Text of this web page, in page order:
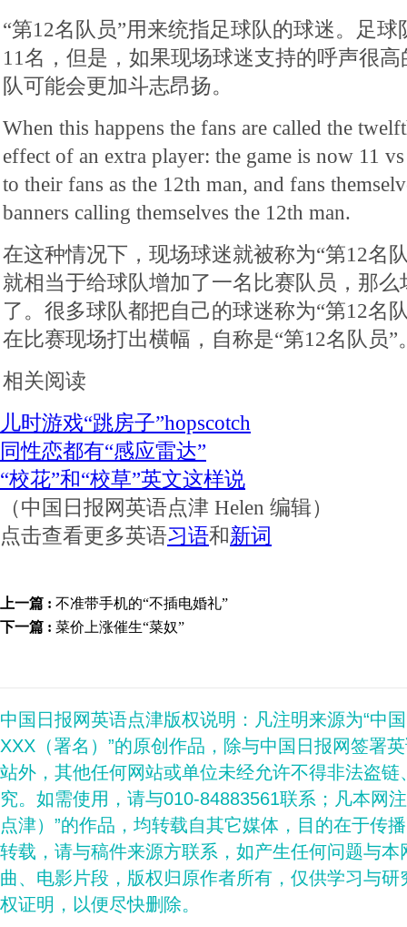
“第12名队员”用来统指足球队的球迷。足
11名，但是，如果现场球迷支持的呼声很
队可能会更加斗志昂扬。
When this happens the fans are called the
effect of an extra player: the game is now 11
to their fans as the 12th man, and fans
banners calling themselves the 12th man.
在这种情况下，现场球迷就被称为“第12
就相当于给球队增加了一名比赛队员，那么
了。很多球队都把自己的球迷称为“第12名
在比赛现场打出横幅，自称是“第12名队员”
相关阅读
儿时游戏“跳房子”hopscotch
同性恋都有“感应雷达”
“校花”和“校草”英文这样说
（中国日报网英语点津 Helen 编辑）
点击查看更多英语习语和新词
上一篇 : 不准带手机的“不插电婚礼”
下一篇 : 菜价上涨催生“菜奴”
中国日报网英语点津版权说明：凡注明来源为“中
XXX（署名）”的原创作品，除与中国日报网签署
站外，其他任何网站或单位未经允许不得非法盗
究。如需使用，请与010-84883561联系；凡本网
点津）”的作品，均转载自其它媒体，目的在于传
转载，请与稿件来源方联系，如产生任何问题与
曲、电影片段，版权归原作者所有，仅供学习与
权证明，以便尽快删除。